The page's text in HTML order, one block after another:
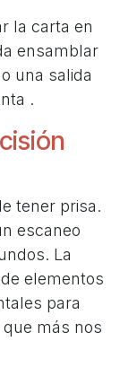
la carta en
ensamblar
una salida
.
tener prisa.
escaneo
La
elementos
para
más nos